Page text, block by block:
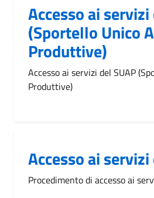
Accesso ai servizi
(Sportello Unico
Produttive)
Accesso ai servizi del SUAP
Produttive)
Accesso ai
Procedimento di accesso ai